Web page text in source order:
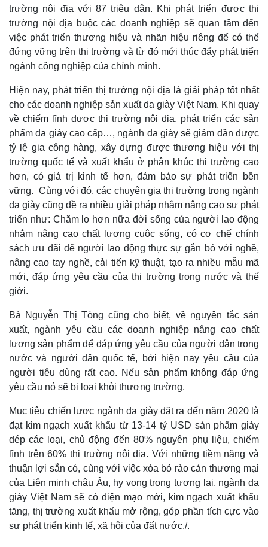
Kinh tế
Bất động sản
Khởi nghiệp
Thị trường
Giá vàng
Tiêu dùng
Chứng khoán
Giá cà phê
trường nội địa với 87 triệu dân. Khi phát triển được thị
trường nội địa buộc các doanh nghiệp sẽ quan tâm đến
việc phát triển thương hiệu và nhãn hiệu riêng để có thể
đứng vững trên thị trường và từ đó mới thúc đẩy phát triển
ngành công nghiệp của chính mình.
Hiện nay, phát triển thị trường nội địa là giải pháp tốt nhất
cho các doanh nghiệp sản xuất da giày Việt Nam. Khi quay
về chiếm lĩnh được thị trường nội địa, phát triển các sản
phẩm da giày cao cấp…, ngành da giày sẽ giảm dần được
tỷ lệ gia công hàng, xây dựng được thương hiệu với thị
trường quốc tế và xuất khẩu ở phân khúc thị trường cao
hơn, có giá trị kinh tế hơn, đảm bảo sự phát triển bền
vững. Cùng với đó, các chuyên gia thị trường trong ngành
da giày cũng đề ra nhiều giải pháp nhằm nâng cao sự phát
triển như: Chăm lo hơn nữa đời sống của người lao động
nhằm nâng cao chất lượng cuộc sống, có cơ chế chính
sách ưu đãi để người lao động thực sự gắn bó với nghề,
nâng cao tay nghề, cải tiến kỹ thuật, tạo ra nhiều mẫu mã
mới, đáp ứng yêu cầu của thị trường trong nước và thế
giới.
Bà Nguyễn Thị Tòng cũng cho biết, về nguyên tắc sản
xuất, ngành yêu cầu các doanh nghiệp nâng cao chất
lượng sản phẩm để đáp ứng yêu cầu của người dân trong
nước và người dân quốc tế, bởi hiện nay yêu cầu của
người tiêu dùng rất cao. Nếu sản phẩm không đáp ứng
yêu cầu nó sẽ bị loại khỏi thương trường.
Mục tiêu chiến lược ngành da giày đặt ra đến năm 2020 là
đạt kim ngạch xuất khẩu từ 13-14 tỷ USD sản phẩm giày
dép các loại, chủ động đến 80% nguyên phụ liệu, chiếm
lĩnh trên 60% thị trường nội địa. Với những tiềm năng và
thuận lợi sẵn có, cùng với việc xóa bỏ rào cản thương mại
của Liên minh châu Âu, hy vọng trong tương lai, ngành da
giày Việt Nam sẽ có diện mạo mới, kim ngạch xuất khẩu
tăng, thị trường xuất khẩu mở rộng, góp phần tích cực vào
sự phát triển kinh tế, xã hội của đất nước./.